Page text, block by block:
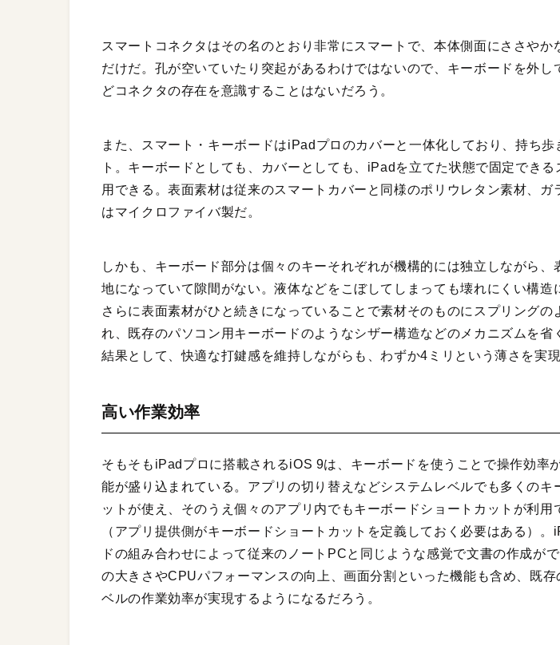
スマートコネクタはその名のとおり非常にスマートで、本体側面にささやか
だけだ。孔が空いていたり突起があるわけではないので、キーボードを外し
どコネクタの存在を意識することはないだろう。
また、スマート・キーボードはiPadプロのカバーと一体化しており、持ち歩
ト。キーボードとしても、カバーとしても、iPadを立てた状態で固定できる
用できる。表面素材は従来のスマートカバーと同様のポリウレタン素材、ガ
はマイクロファイバ製だ。
しかも、キーボード部分は個々のキーそれぞれが機構的には独立しながら、
地になっていて隙間がない。液体などをこぼしてしまっても壊れにくい構造
さらに表面素材がひと続きになっていることで素材そのものにスプリングの
れ、既存のパソコン用キーボードのようなシザー構造などのメカニズムを省
結果として、快適な打鍵感を維持しながらも、わずか4ミリという薄さを実現
高い作業効率
そもそもiPadプロに搭載されるiOS 9は、キーボードを使うことで操作効率
能が盛り込まれている。アプリの切り替えなどシステムレベルでも多くのキ
ットが使え、そのうえ個々のアプリ内でもキーボードショートカットが利用
（アプリ提供側がキーボードショートカットを定義しておく必要はある）
ドの組み合わせによって従来のノートPCと同じような感覚で文書の作成が
の大きさやCPUパフォーマンスの向上、画面分割といった機能も含め、既
ベルの作業効率が実現するようになるだろう。